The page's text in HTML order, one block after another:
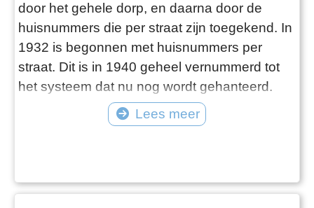
door het gehele dorp, en daarna door de
huisnummers die per straat zijn toegekend. In
1932 is begonnen met huisnummers per
straat. Dit is in 1940 geheel vernummerd tot
het systeem dat nu nog wordt gehanteerd.
Aan de hand van de archieven volgen we de
wijzigingen zowel in de huisnummers als in de
Lees meer